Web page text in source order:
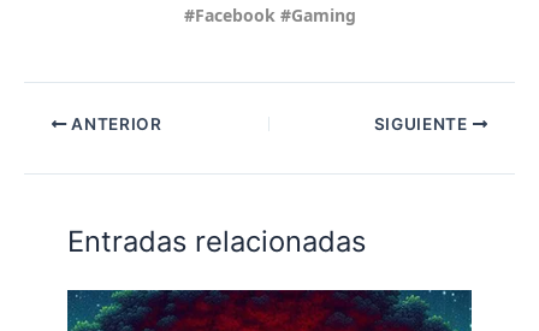
#Facebook #Gaming
ANTERIOR SIGUIENTE
Entradas relacionadas